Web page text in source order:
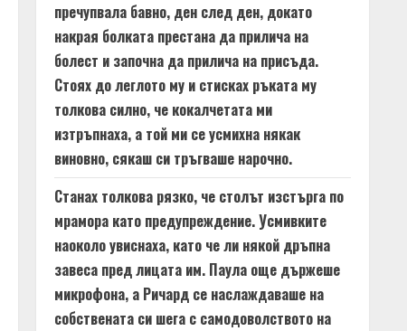
пречупвала бавно, ден след ден, докато
накрая болката престана да прилича на
болест и започна да прилича на присъда.
Стоях до леглото му и стисках ръката му
толкова силно, че кокалчетата ми
изтръпнаха, а той ми се усмихна някак
виновно, сякаш си тръгваше нарочно.
Станах толкова рязко, че столът изстърга по
мрамора като предупреждение. Усмивките
наоколо увиснаха, като че ли някой дръпна
завеса пред лицата им. Паула още държеше
микрофона, а Ричард се наслаждаваше на
собствената си шега с самодоволството на